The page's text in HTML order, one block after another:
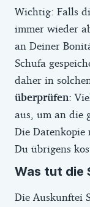
Wichtig: Falls
immer wieder
an Deiner
Schufa
daher in
überprüfen:
aus, um an die
Die
Du übrigens
Was tut die
Die Auskunftei